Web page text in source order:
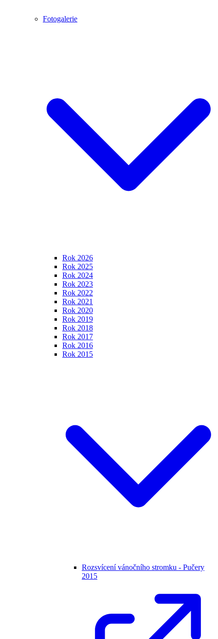
Fotogalerie
Rok 2026
Rok 2025
Rok 2024
Rok 2023
Rok 2022
Rok 2021
Rok 2020
Rok 2019
Rok 2018
Rok 2017
Rok 2016
Rok 2015
Rozsvícení vánočního stromku - Pučery
2015